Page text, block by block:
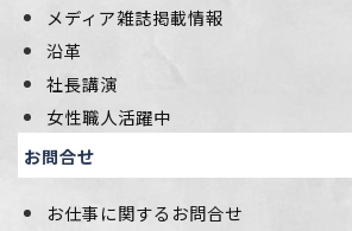
メディア雑誌掲載情報
沿革
社長講演
女性職人活躍中
お問合せ
お仕事に関するお問合せ